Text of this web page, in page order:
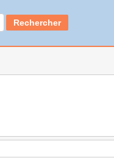
Rechercher